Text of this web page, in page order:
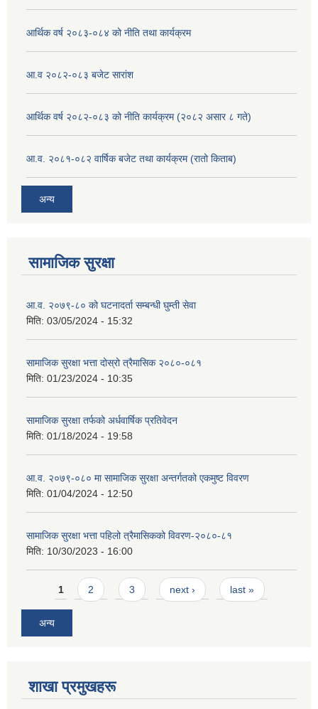
आर्थिक वर्ष २०८३-०८४ को नीति तथा कार्यक्रम
आ.व २०८२-०८३ बजेट सारांश
आर्थिक वर्ष २०८२-०८३ को नीति कार्यक्रम (२०८२ असार ८ गते)
आ.व. २०८१-०८२ वार्षिक बजेट तथा कार्यक्रम (रातो किताब)
अन्य
सामाजिक सुरक्षा
आ.व. २०७९-८० को घटनादर्ता सम्बन्धी घुम्ती सेवा
मिति: 03/05/2024 - 15:32
सामाजिक सुरक्षा भत्ता दोस्रो त्रैमासिक २०८०-०८१
मिति: 01/23/2024 - 10:35
सामाजिक सुरक्षा तर्फको अर्धवार्षिक प्रतिवेदन
मिति: 01/18/2024 - 19:58
आ.व. २०७९-०८० मा सामाजिक सुरक्षा अन्तर्गतको एकमुष्ट विवरण
मिति: 01/04/2024 - 12:50
सामाजिक सुरक्षा भत्ता पहिलो त्रैमासिकको विवरण-२०८०-८१
मिति: 10/30/2023 - 16:00
Pages
1 2 3 next › last »
अन्य
शाखा प्रमुखहरू